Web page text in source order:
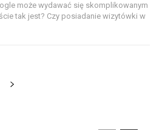
może wydawać się skomplikowanym
tak jest? Czy posiadanie wizytówki w